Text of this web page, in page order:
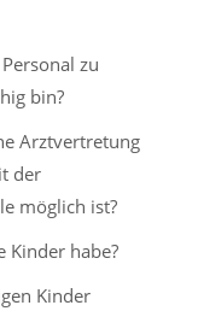
zu
bin?
Arztvertretung
der
möglich ist?
Kinder habe?
Kinder